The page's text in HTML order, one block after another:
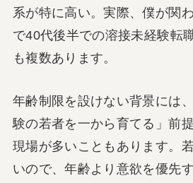
系が特に高い。実際、僕が関
で40代後半での溶接未経験転
も複数あります。
年齢制限を設けない背景には
験の若者を一から育てる」前
現場が多いこともあります。
いので、年齢より意欲を優先